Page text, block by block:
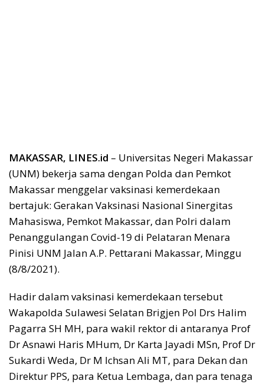
MAKASSAR, LINES.id – Universitas Negeri Makassar
(UNM) bekerja sama dengan Polda dan Pemkot
Makassar menggelar vaksinasi kemerdekaan
bertajuk: Gerakan Vaksinasi Nasional Sinergitas
Mahasiswa, Pemkot Makassar, dan Polri dalam
Penanggulangan Covid-19 di Pelataran Menara
Pinisi UNM Jalan A.P. Pettarani Makassar, Minggu
(8/8/2021).
Hadir dalam vaksinasi kemerdekaan tersebut
Wakapolda Sulawesi Selatan Brigjen Pol Drs Halim
Pagarra SH MH, para wakil rektor di antaranya Prof
Dr Asnawi Haris MHum, Dr Karta Jayadi MSn, Prof Dr
Sukardi Weda, Dr M Ichsan Ali MT, para Dekan dan
Direktur PPS, para Ketua Lembaga, dan para tenaga